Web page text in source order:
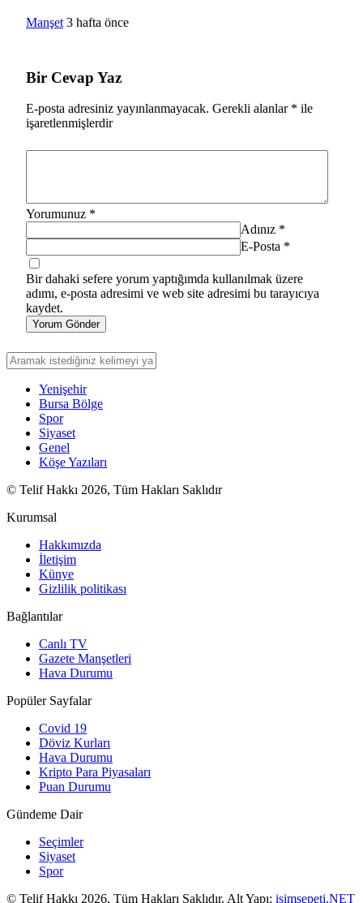
Manşet 3 hafta önce
Bir Cevap Yaz
E-posta adresiniz yayınlanmayacak. Gerekli alanlar * ile
işaretlenmişlerdir
Yorumunuz *
Adınız *
E-Posta *
Bir dahaki sefere yorum yaptığımda kullanılmak üzere
adımı, e-posta adresimi ve web site adresimi bu tarayıcıya
kaydet.
Yorum Gönder
Yenişehir
Bursa Bölge
Spor
Siyaset
Genel
Köşe Yazıları
© Telif Hakkı 2026, Tüm Hakları Saklıdır
Kurumsal
Hakkımızda
İletişim
Künye
Gizlilik politikası
Bağlantılar
Canlı TV
Gazete Manşetleri
Hava Durumu
Popüler Sayfalar
Covid 19
Döviz Kurları
Hava Durumu
Kripto Para Piyasaları
Puan Durumu
Gündeme Dair
Seçimler
Siyaset
Spor
© Telif Hakkı 2026, Tüm Hakları Saklıdır. Alt Yapı: isimsepeti.NET